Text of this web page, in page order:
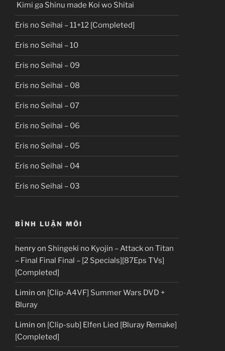
Kimi ga Shinu made Koi wo Shitai
Eris no Seihai – 11+12 [Completed]
Eris no Seihai – 10
Eris no Seihai – 09
Eris no Seihai – 08
Eris no Seihai – 07
Eris no Seihai – 06
Eris no Seihai – 05
Eris no Seihai – 04
Eris no Seihai – 03
BÌNH LUẬN MỚI
henryon Shingeki no Kyojin – Attack on Titan
– Final Final Final – [2 Specials][87Eps TVs]
[Completed]
Limin on [Clip-A4VF] Summer Wars DVD +
Bluray
Limin on [Clip-sub] Elfen Lied [Bluray Remake]
[Completed]